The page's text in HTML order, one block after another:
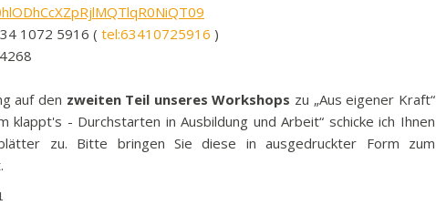
1072 5916 ( tel:63410725916 )
auf den zweiten Teil unseres Workshops zu „Aus eigener Kraft“
klappt's - Durchstarten in Ausbildung und Arbeit“ schicke ich Ihnen
zu. Bitte bringen Sie diese in ausgedruckter Form zum